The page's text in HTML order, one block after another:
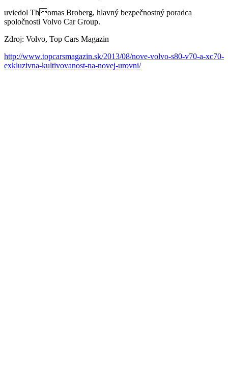
uviedol Thomas Broberg, hlavný bezpečnostný poradca
spoločnosti Volvo Car Group.
Zdroj: Volvo, Top Cars Magazin
http://www.topcarsmagazin.sk/2013/08/nove-volvo-s80-v70-a-xc70-
exkluzivna-kultivovanost-na-novej-urovni/